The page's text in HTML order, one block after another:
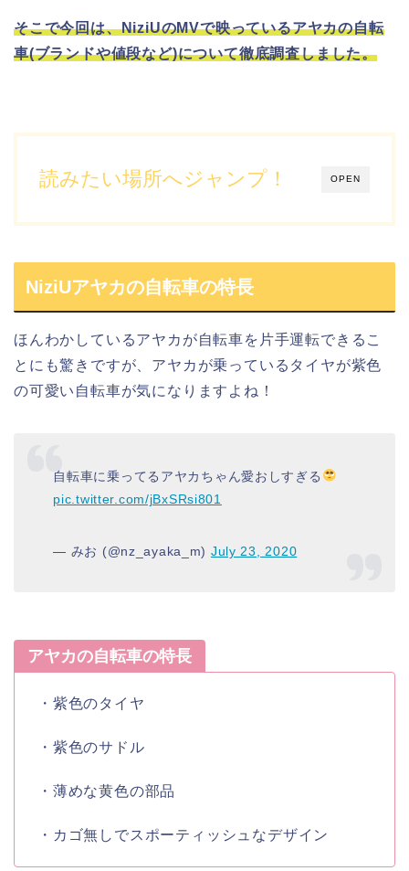
そこで今回は、NiziUのMVで映っているアヤカの自転
車(ブランドや値段など)について徹底調査しました。
OPEN
読みたい場所へジャンプ！
NiziUアヤカの自転車の特長
ほんわかしているアヤカ が自転車を片手運転できるこ
とにも驚きですが、 アヤカ が乗っている タイヤが紫色
の可愛い自転車が気になりますよね！
自転車に乗ってるアヤカちゃん愛おしすぎる
pic.twitter.com/jBxSRsi801
— みお (@nz_ayaka_m) July 23, 2020
アヤカの自転車の特長
・ 紫色のタイヤ
・ 紫色のサドル
・ 薄めな黄色の部品
・ カゴ無し でスポーティッシュ なデザイン